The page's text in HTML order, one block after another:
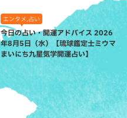
エンタメ,占い
今日の占い・開運アドバイス 2026
年8月5日（水）【琉球鑑定士ミウマ
まいにち九星気学開運占い】